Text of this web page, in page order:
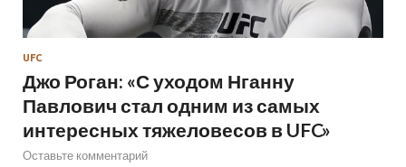
UFC
Джо Роган: «С уходом Нганну
Павлович стал одним из самых
интересных тяжеловесов в UFC»
Оставьте комментарий